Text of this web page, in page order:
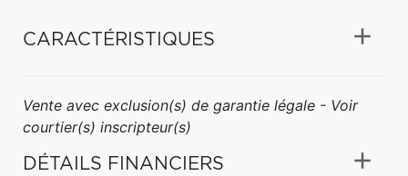
CARACTÉRISTIQUES
Vente avec exclusion(s) de garantie légale - Voir
courtier(s) inscripteur(s)
DÉTAILS FINANCIERS